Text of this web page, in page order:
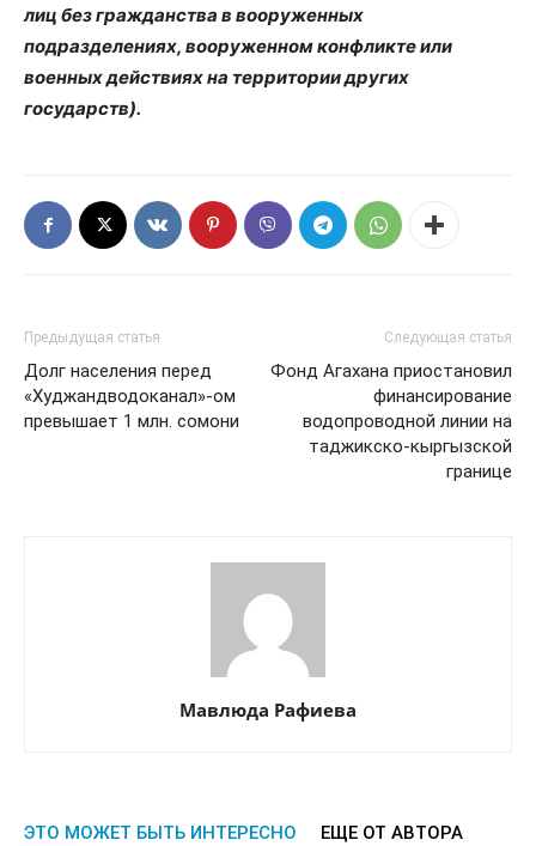
лиц без гражданства в вооруженных
подразделениях, вооруженном конфликте или
военных действиях на территории других
государств).
Предыдущая статья
Долг населения перед
«Худжандводоканал»-ом
превышает 1 млн. сомони
Следующая статья
Фонд Агахана приостановил
финансирование
водопроводной линии на
таджикско-кыргызской
границе
Мавлюда Рафиева
ЭТО МОЖЕТ БЫТЬ ИНТЕРЕСНО ЕЩЕ ОТ АВТОРА